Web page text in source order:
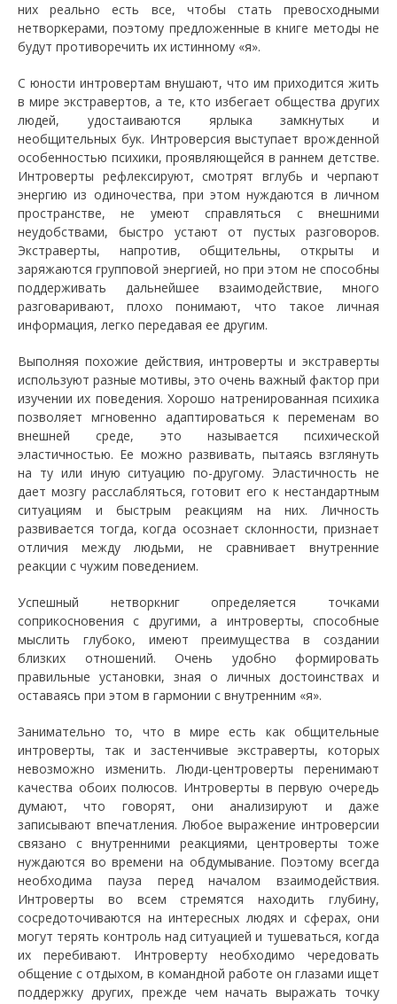
них реально есть все, чтобы стать превосходными
нетворкерами, поэтому предложенные в книге методы не
будут противоречить их истинному «я».
С юности интровертам внушают, что им приходится жить
в мире экстравертов, а те, кто избегает общества других
людей, удостаиваются ярлыка замкнутых и
необщительных бук. Интроверсия выступает врожденной
особенностью психики, проявляющейся в раннем детстве.
Интроверты рефлексируют, смотрят вглубь и черпают
энергию из одиночества, при этом нуждаются в личном
пространстве, не умеют справляться с внешними
неудобствами, быстро устают от пустых разговоров.
Экстраверты, напротив, общительны, открыты и
заряжаются групповой энергией, но при этом не способны
поддерживать дальнейшее взаимодействие, много
разговаривают, плохо понимают, что такое личная
информация, легко передавая ее другим.
Выполняя похожие действия, интроверты и экстраверты
используют разные мотивы, это очень важный фактор при
изучении их поведения. Хорошо натренированная психика
позволяет мгновенно адаптироваться к переменам во
внешней среде, это называется психической
эластичностью. Ее можно развивать, пытаясь взглянуть
на ту или иную ситуацию по-другому. Эластичность не
дает мозгу расслабляться, готовит его к нестандартным
ситуациям и быстрым реакциям на них. Личность
развивается тогда, когда осознает склонности, признает
отличия между людьми, не сравнивает внутренние
реакции с чужим поведением.
Успешный нетворкниг определяется точками
соприкосновения с другими, а интроверты, способные
мыслить глубоко, имеют преимущества в создании
близких отношений. Очень удобно формировать
правильные установки, зная о личных достоинствах и
оставаясь при этом в гармонии с внутренним «я».
Занимательно то, что в мире есть как общительные
интроверты, так и застенчивые экстраверты, которых
невозможно изменить. Люди-центроверты перенимают
качества обоих полюсов. Интроверты в первую очередь
думают, что говорят, они анализируют и даже
записывают впечатления. Любое выражение интроверсии
связано с внутренними реакциями, центроверты тоже
нуждаются во времени на обдумывание. Поэтому всегда
необходима пауза перед началом взаимодействия.
Интроверты во всем стремятся находить глубину,
сосредоточиваются на интересных людях и сферах, они
могут терять контроль над ситуацией и тушеваться, когда
их перебивают. Интроверту необходимо чередовать
общение с отдыхом, в командной работе он глазами ищет
поддержку других, прежде чем начать выражать точку